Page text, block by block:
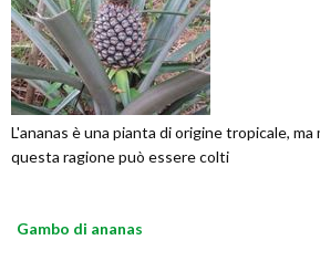
L'ananas è una pianta di origine tropicale,
questa ragione può essere colti
Gambo di ananas